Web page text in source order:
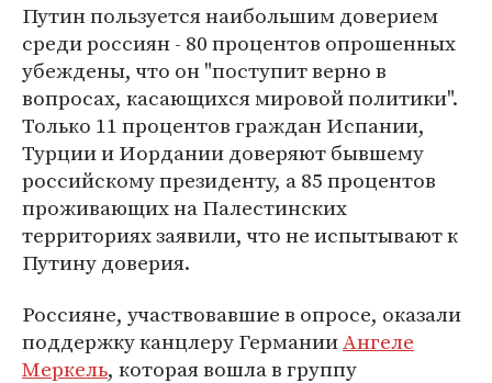
Путин пользуется наибольшим доверием
среди россиян - 80 процентов опрошенных
убеждены, что он "поступит верно в
вопросах, касающихся мировой политики".
Только 11 процентов граждан Испании,
Турции и Иордании доверяют бывшему
российскому президенту, а 85 процентов
проживающих на Палестинских
территориях заявили, что не испытывают к
Путину доверия.
Россияне, участвовавшие в опросе, оказали
поддержку канцлеру ГерманииАнгеле
Меркель, которая вошла в группу